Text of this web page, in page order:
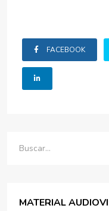
FACEBOOK
MATERIAL